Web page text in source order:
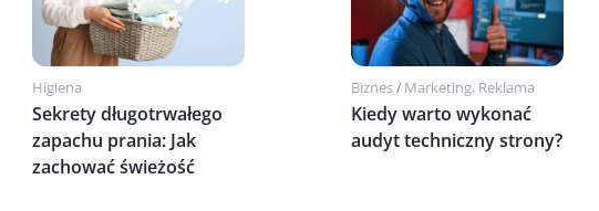
Higiena
Sekrety długotrwałego
zapachu prania: Jak
zachować świeżość
Biznes/ Marketing, Reklama
Kiedy warto wykonać
audyt techniczny strony?